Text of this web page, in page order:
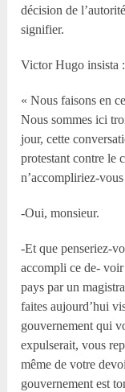
décision de
signifier.
Victor Hugo insista :
« Nous faisons en
Nous sommes ici
jour, cette
protestant contre le
n’accompliriez-
-Oui, monsieur.
-Et que penseriez-
accompli ce de-
pays par un
faites aujourd’hui
gouvernement qui
expulserait, vous
même de votre
gouvernement est